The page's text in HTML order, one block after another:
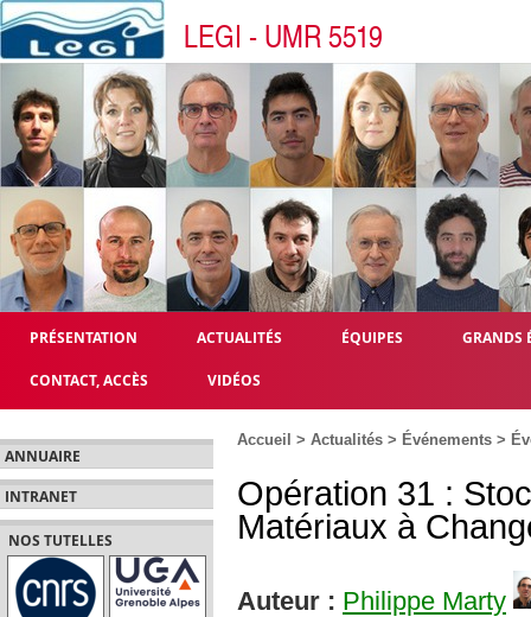
LEGI - UMR 5519
PRÉSENTATION ACTUALITÉS ÉQUIPES GRANDS
CONTACT, ACCÈS VIDÉOS
ANNUAIRE
INTRANET
NOS TUTELLES
Accueil > Actualités > Événements >
Opération 31 :
Matériaux à
Auteur : Philippe Marty